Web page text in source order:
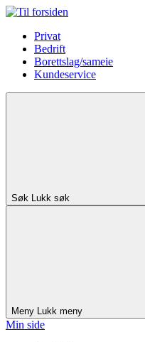
Privat
Bedrift
Borettslag/sameie
Kundeservice
Søk Lukk søk
Meny Lukk meny
Min side